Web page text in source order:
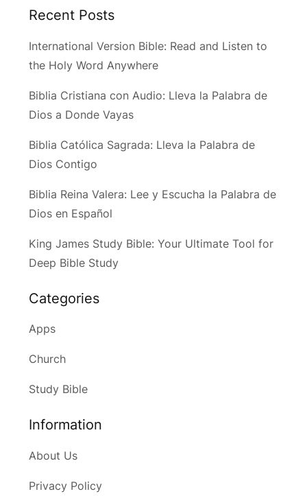
Recent Posts
International Version Bible: Read and Listen to
the Holy Word Anywhere
Biblia Cristiana con Audio: Lleva la Palabra de
Dios a Donde Vayas
Biblia Católica Sagrada: Lleva la Palabra de
Dios Contigo
Biblia Reina Valera: Lee y Escucha la Palabra de
Dios en Español
King James Study Bible: Your Ultimate Tool for
Deep Bible Study
Categories
Apps
Church
Study Bible
Information
About Us
Privacy Policy